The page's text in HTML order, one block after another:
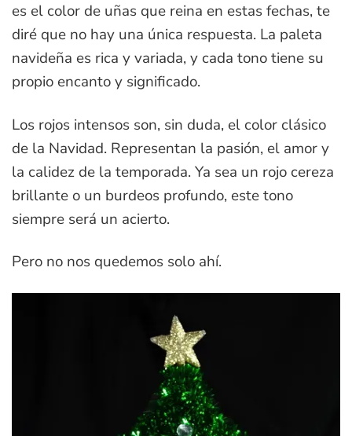
es el color de uñas que reina en estas fechas, te
diré que no hay una única respuesta. La paleta
navideña es rica y variada, y cada tono tiene su
propio encanto y significado.
Los rojos intensos son, sin duda, el color clásico
de la Navidad. Representan la pasión, el amor y
la calidez de la temporada. Ya sea un rojo cereza
brillante o un burdeos profundo, este tono
siempre será un acierto.
Pero no nos quedemos solo ahí.